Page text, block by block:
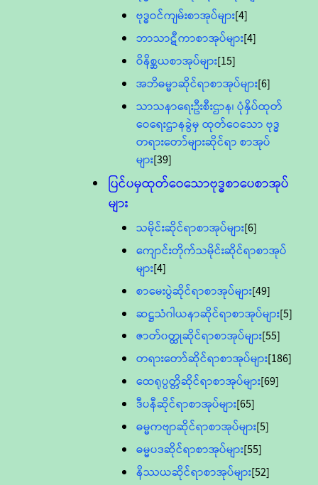
ဗုဒ္ဓဝင်ကျမ်းစာအုပ်များ[4]
ဘာသာဋီကာစာအုပ်များ[4]
ဝိနိစ္ဆယစာအုပ်များ[15]
အဘိဓမ္မာဆိုင်ရာစာအုပ်များ[6]
သာသနာရေးဦးစီးဌာန၊ ပုံနှိပ်ထုတ်
ဝေရေးဌာနခွဲမှ ထုတ်ဝေသော ဗုဒ္ဓ
တရားတော်များဆိုင်ရာ စာအုပ်
များ[39]
ပြင်ပမှထုတ်ဝေသောဗုဒ္ဓစာပေစာအုပ်
များ
သမိုင်းဆိုင်ရာစာအုပ်များ[6]
ကျောင်းတိုက်သမိုင်းဆိုင်ရာစာအုပ်
များ[4]
စာမေးပွဲဆိုင်ရာစာအုပ်များ[49]
ဆဋ္ဌသံဂါယနာဆိုင်ရာစာအုပ်များ[5]
ဇာတ်၀တ္ထုဆိုင်ရာစာအုပ်များ[55]
တရားတော်ဆိုင်ရာစာအုပ်များ[186]
ထေရုပ္ပတ္တိဆိုင်ရာစာအုပ်များ[69]
ဒီပနီဆိုင်ရာစာအုပ်များ[65]
ဓမ္မကဗျာဆိုင်ရာစာအုပ်များ[5]
ဓမ္မပဒဆိုင်ရာစာအုပ်များ[55]
နိဿယဆိုင်ရာစာအုပ်များ[52]